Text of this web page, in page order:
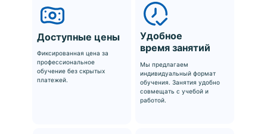
Фиксированная цена за
профессиональное
обучение без скрытых
платежей.
Доступные цены
Удобное
время занятий
Мы предлагаем
индивидуальный формат
обучения. Занятия удобно
совмещать с учебой и
работой.